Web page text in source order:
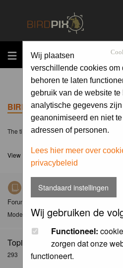
MENU
Wij plaatsen
verschillende cookies om
behoren te laten
gebruik van de website
analytische gegevens
geanonimiseerd en niet
adressen of personen.
Lees hier meer over
privacybeleid
Standaard instellingen
Wij gebruiken de
Functioneel:
zorgen dat onze
functioneert.
BIRDPIX.NL FORUM INDEX
The time now is Sat 08 Aug 2026, 21:18
View unanswered posts
Nieuws
Forum met nieuwsberichten over Birdpix
ModeratorModerators
Topics:
293